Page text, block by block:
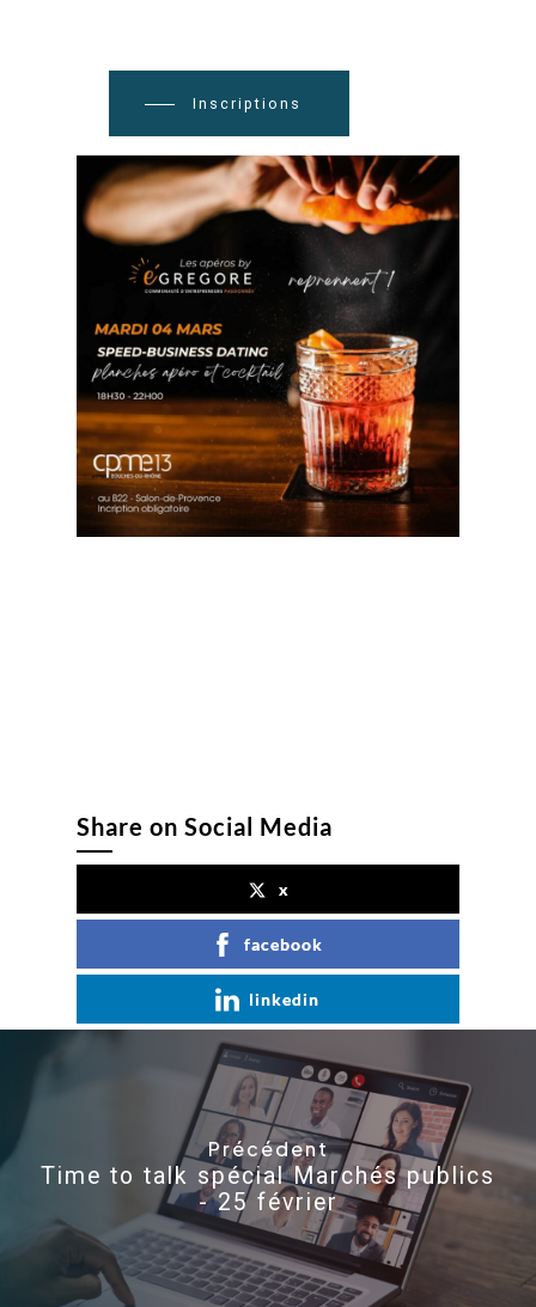
Inscriptions
Share on Social Media
x
facebook
linkedin
Précédent
Time to talk spécial Marchés publics
- 25 février